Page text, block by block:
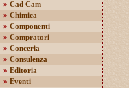
» Cad Cam
» Chimica
» Componenti
» Compratori
» Conceria
» Consulenza
» Editoria
» Eventi